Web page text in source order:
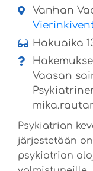
Vanhan
Hakuaika
Vaasan
Psykiatrian
järjestetään
psykiatrian